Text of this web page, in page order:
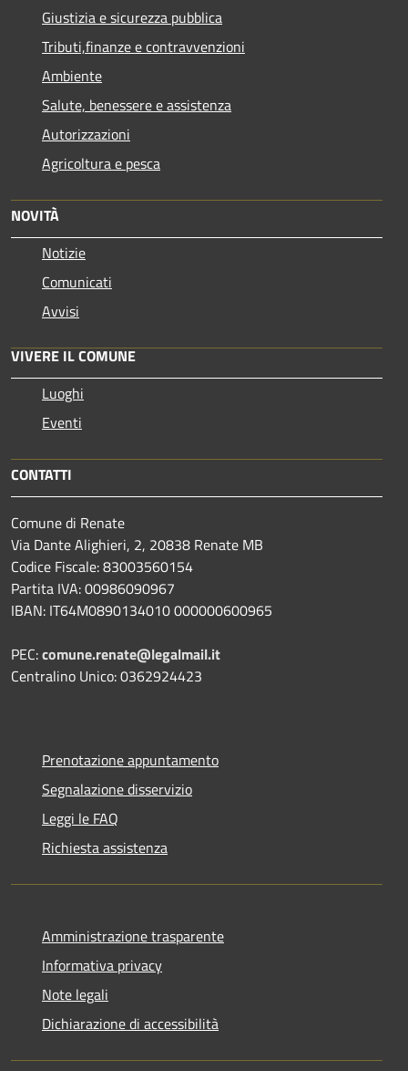
Giustizia e sicurezza pubblica
Tributi,finanze e contravvenzioni
Ambiente
Salute, benessere e assistenza
Autorizzazioni
Agricoltura e pesca
NOVITÀ
Notizie
Comunicati
Avvisi
VIVERE IL COMUNE
Luoghi
Eventi
CONTATTI
Comune di Renate
Via Dante Alighieri, 2, 20838 Renate MB
Codice Fiscale: 83003560154
Partita IVA: 00986090967
IBAN: IT64M0890134010 000000600965
PEC:comune.renate@legalmail.it
Centralino Unico: 0362924423
Prenotazione appuntamento
Segnalazione disservizio
Leggi le FAQ
Richiesta assistenza
Amministrazione trasparente
Informativa privacy
Note legali
Dichiarazione di accessibilità